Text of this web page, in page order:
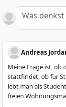
Fernstudium
Anders als
Studiengänge.
Was
Andreas
Meine Frage ist, ob
stattfindet, ob für
lebt man als
freien
4 Semester
Englisch
Details
Finance
Studium
Master of